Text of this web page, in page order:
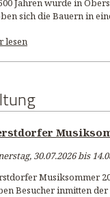
Jahren wurde in
sich die Bauern in
lesen
30.07.2026 bis
Musiksommer
Besucher inmitten